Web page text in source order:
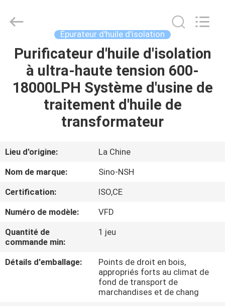
MAISON
PRODUITS
DE
NOUS
VISITE
D'USINE
CONTRÔLE
DE
Purifier
Manufacture
Reserved.
Épurateur d'huile d'isolation
Purificateur d'huile d'isolation
à ultra-haute tension 600-
18000LPH Système d'usine de
traitement d'huile de
transformateur
Lieu d'origine:
La Chine
Nom de marque:
Sino-NSH
Certification:
ISO,CE
Numéro de modèle:
VFD
Quantité de
commande min:
1 jeu
Détails d'emballage:
Points de droit en bois,
appropriés forts au climat de
fond de transport de
marchandises et de chang